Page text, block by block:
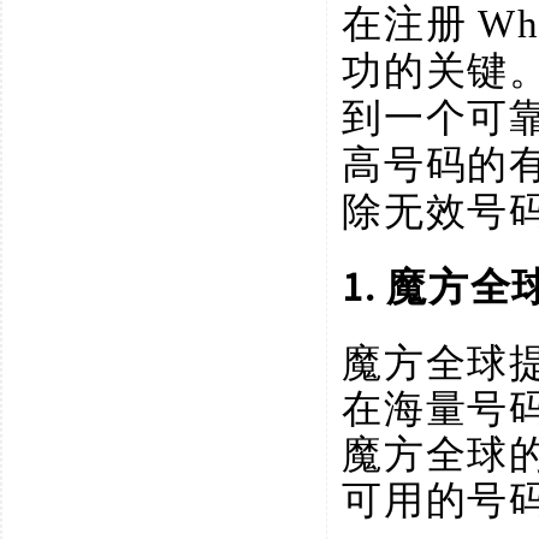
在注册
功的关键
到一个可
高号码的
除无效号
1. 魔方全
魔方全球
在海量号
魔方全球
可用的号